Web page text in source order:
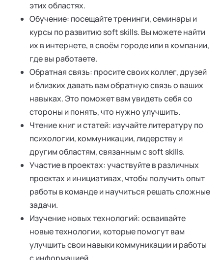
этих областях.
Обучение: посещайте тренинги, семинары и
курсы по развитию soft skills. Вы можете найти
их в интернете, в своём городе или в компании,
где вы работаете.
Обратная связь: просите своих коллег, друзей
и близких давать вам обратную связь о ваших
навыках. Это поможет вам увидеть себя со
стороны и понять, что нужно улучшить.
Чтение книг и статей: изучайте литературу по
психологии, коммуникации, лидерству и
другим областям, связанным с soft skills.
Участие в проектах: участвуйте в различных
проектах и инициативах, чтобы получить опыт
работы в команде и научиться решать сложные
задачи.
Изучение новых технологий: осваивайте
новые технологии, которые помогут вам
улучшить свои навыки коммуникации и работы